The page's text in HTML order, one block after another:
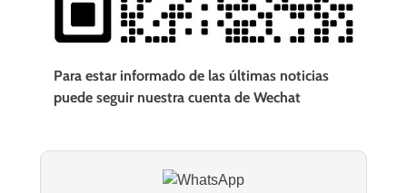
Para estar informado de las últimas noticias
puede seguir nuestra cuenta de Wechat